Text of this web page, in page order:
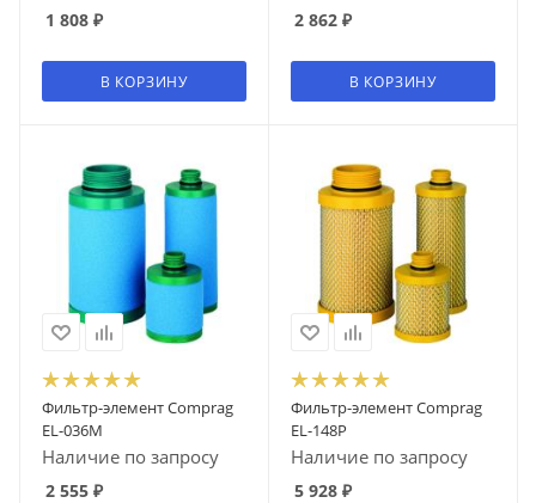
1 808 ₽
В КОРЗИНУ
2 862 ₽
В КОРЗИНУ
Фильтр-элемент Comprag
EL-036M
Наличие по запросу
2 555 ₽
Фильтр-элемент Comprag
EL-148P
Наличие по запросу
5 928 ₽